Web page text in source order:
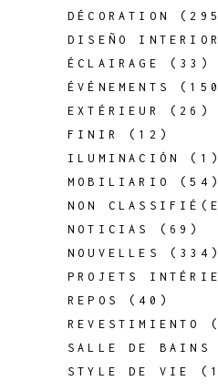
DÉCORATION
DISEÑO INTERIOR
ÉCLAIRAGE
(33)
ÉVÉNEMENTS
EXTÉRIEUR
(26)
FINIR
(12)
ILUMINACIÓN
(1)
MOBILIARIO
(54)
NON
NOTICIAS
(69)
NOUVELLES
(334)
PROJETS
REPOS
(40)
REVESTIMIENTO
SALLE DE BAINS
STYLE DE VIE